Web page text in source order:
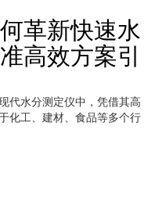
革新快速水
高效方案引
代水分测定仪中，凭借其高
化工、建材、食品等多个行